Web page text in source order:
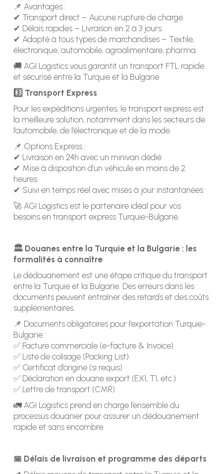
📌 Avantages :
✔ Transport direct – Aucune rupture de charge.
✔ Délais rapides – Livraison en 2 à 3 jours.
✔ Adapté à tous types de marchandises – Textile,
électronique, automobile, agroalimentaire, pharma.
🚚 AGI Logistics vous garantit un transport FTL rapide
et sécurisé entre la Turquie et la Bulgarie.
3️⃣ Transport Express
Pour les expéditions urgentes, le transport express est
la meilleure solution, notamment dans les secteurs de
l’automobile, de l’électronique et de la mode.
📌 Options Express :
✔ Livraison en 24h avec un minivan dédié
✔ Mise à disposition d’un véhicule en moins de 2
heures
✔ Suivi en temps réel avec mises à jour instantanées
🚀 AGI Logistics est le partenaire idéal pour vos
besoins en transport express Turquie-Bulgarie.
🏛️ Douanes entre la Turquie et la Bulgarie : les
formalités à connaître
Le dédouanement est une étape critique du transport
entre la Turquie et la Bulgarie. Des erreurs dans les
documents peuvent entraîner des retards et des coûts
supplémentaires.
📌 Documents obligatoires pour l’exportation Turquie-
Bulgarie :
✅ Facture commerciale (e-facture & Invoice)
✅ Liste de colisage (Packing List)
✅ Certificat d’origine (si requis)
✅ Déclaration en douane export (EX1, T1, etc.)
✅ Lettre de transport (CMR)
🚛 AGI Logistics prend en charge l’ensemble du
processus douanier pour assurer un dédouanement
rapide et sans encombre.
📅 Délais de livraison et programme des départs